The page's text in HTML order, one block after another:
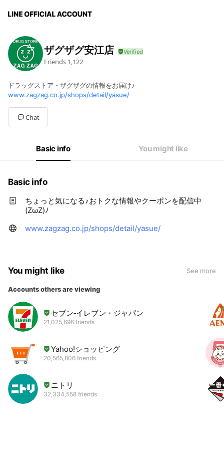
ザグザグ安江店
Friends 1,122
ドラッグストア・ザグザグの情報をお届け♪
www.zagzag.co.jp/shops/detail/yasue/
Chat
Basic info You might like
Basic info
ちょっと気になる♪おトクな情報やクーポンを配信中
(ZωZ)ﾉ
www.zagzag.co.jp/shops/detail/yasue/
You might like See more
Accounts others are viewing
セブン‐イレブン・ジャパン
21,025,696 friends
Yahoo!ショッピング
20,565,806 friends
ニトリ
32,334,558 friends